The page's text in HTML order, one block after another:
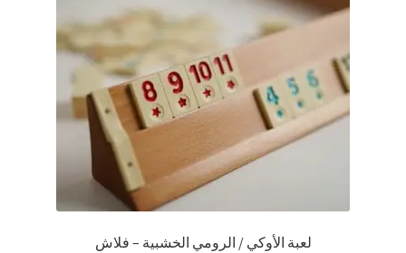
لعبة الأوكي / الرومي الخشبية – فلاش